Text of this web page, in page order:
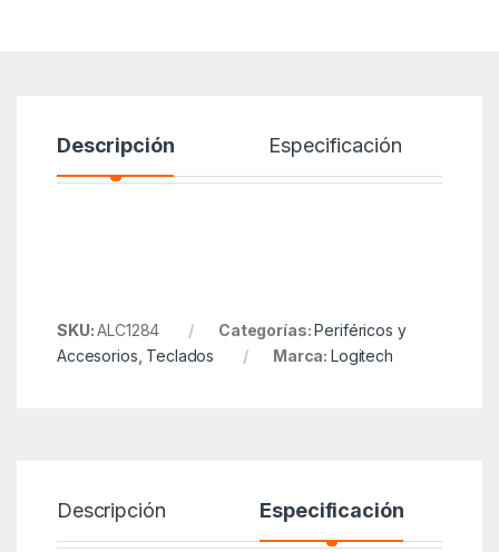
Descripción Especificación
SKU:ALC1284 Categorías:Periféricos y
Accesorios Teclados Marca: Logitech
Descripción Especificación